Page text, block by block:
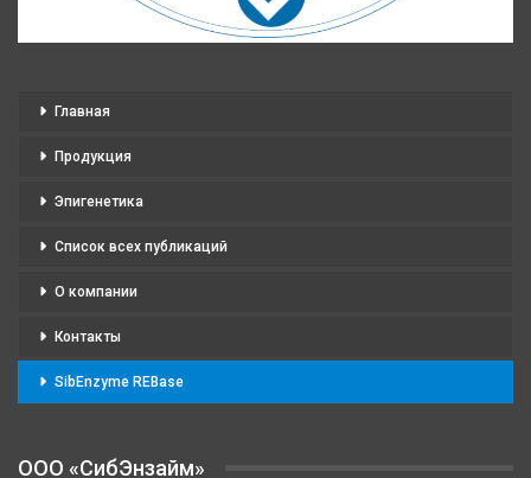
Главная
Продукция
Эпигенетика
Список всех публикаций
О компании
Контакты
SibEnzyme REBase
OOO «СибЭнзайм»